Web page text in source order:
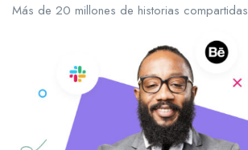
Más de 20 millones de historias compartidas